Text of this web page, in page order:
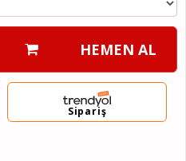
HEMEN AL
Sipariş